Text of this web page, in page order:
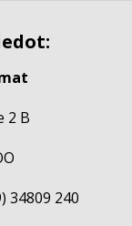
2 B
34809 240